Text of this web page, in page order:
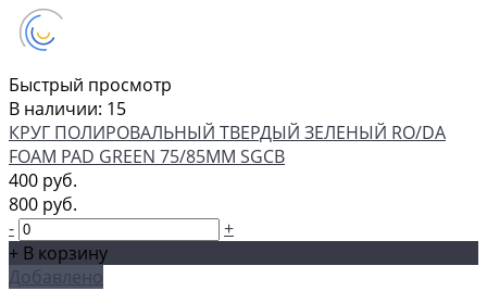
Быстрый просмотр
В наличии: 15
КРУГ ПОЛИРОВАЛЬНЫЙ ТВЕРДЫЙ ЗЕЛЕНЫЙ RO/DA
FOAM PAD GREEN 75/85ММ SGCB
400 руб.
800 руб.
-
+
+ В корзину
Добавлено